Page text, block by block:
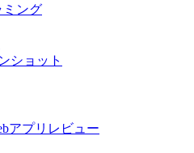
ミング
ショット
アプリレビュー